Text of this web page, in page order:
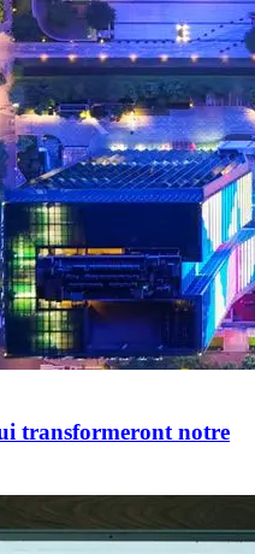
transformeront notre